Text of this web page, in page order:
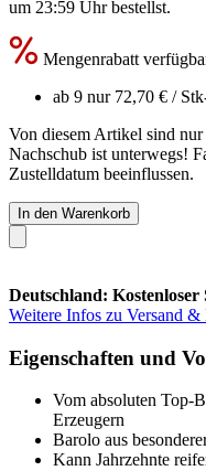
um 23:59 Uhrbestellst.
Mengenrabatt
ab 9 nur 72,70 € / Stk
Von diesem Artikel sind
Nachschub ist unterwegs!
Zustelldatum beeinflussen.
In den Warenkorb
Deutschland:
Weitere Infos zu Versand
Eigenschaften und
Vom absoluten Top-
Erzeugern
Barolo aus
Kann Jahrzehnte